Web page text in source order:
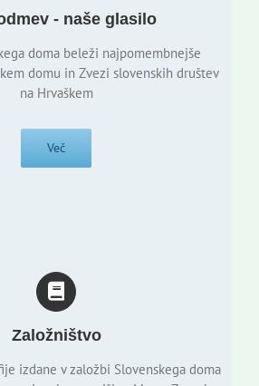
- naše glasilo
doma beleži najpomembnejše
domu in Zvezi slovenskih društev
na Hrvaškem
Več
Založništvo
izdane v založbi Slovenskega doma